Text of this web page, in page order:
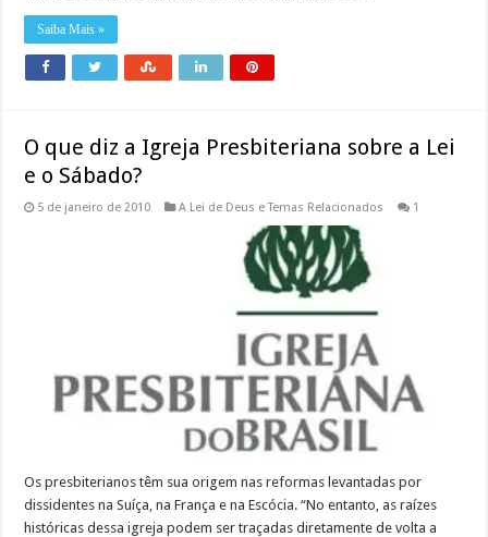
Saiba Mais »
O que diz a Igreja Presbiteriana sobre a Lei
e o Sábado?
5 de janeiro de 2010 A Lei de Deus e Temas Relacionados 1
Os presbiterianos têm sua origem nas reformas levantadas por
dissidentes na Suíça, na França e na Escócia. “No entanto, as raízes
históricas dessa igreja podem ser traçadas diretamente de volta a